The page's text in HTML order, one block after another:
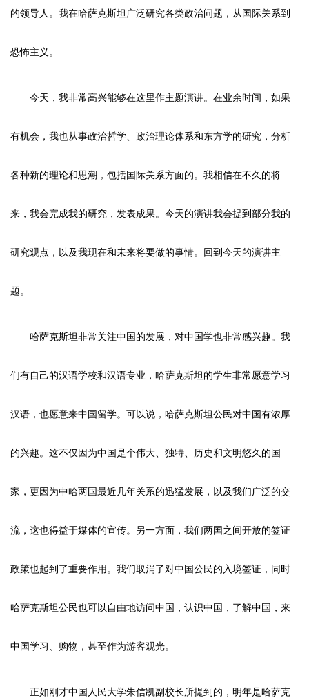
的领导人。我在哈萨克斯坦广泛研究各类政治问题，从国际关系到
恐怖主义。
今天，我非常高兴能够在这里作主题演讲。在业余时间，如果
有机会，我也从事政治哲学、政治理论体系和东方学的研究，分析
各种新的理论和思潮，包括国际关系方面的。我相信在不久的将
来，我会完成我的研究，发表成果。今天的演讲我会提到部分我的
研究观点，以及我现在和未来将要做的事情。回到今天的演讲主
题。
哈萨克斯坦非常关注中国的发展，对中国学也非常感兴趣。我
们有自己的汉语学校和汉语专业，哈萨克斯坦的学生非常愿意学习
汉语，也愿意来中国留学。可以说，哈萨克斯坦公民对中国有浓厚
的兴趣。这不仅因为中国是个伟大、独特、历史和文明悠久的国
家，更因为中哈两国最近几年关系的迅猛发展，以及我们广泛的交
流，这也得益于媒体的宣传。另一方面，我们两国之间开放的签证
政策也起到了重要作用。我们取消了对中国公民的入境签证，同时
哈萨克斯坦公民也可以自由地访问中国，认识中国，了解中国，来
中国学习、购物，甚至作为游客观光。
正如刚才中国人民大学朱信凯副校长所提到的，明年是哈萨克